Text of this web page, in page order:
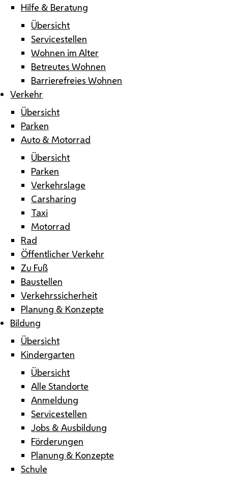
Hilfe & Beratung
Übersicht
Servicestellen
Wohnen im Alter
Betreutes Wohnen
Barrierefreies Wohnen
Verkehr
Übersicht
Parken
Auto & Motorrad
Übersicht
Parken
Verkehrslage
Carsharing
Taxi
Motorrad
Rad
Öffentlicher Verkehr
Zu Fuß
Baustellen
Verkehrssicherheit
Planung & Konzepte
Bildung
Übersicht
Kindergarten
Übersicht
Alle Standorte
Anmeldung
Servicestellen
Jobs & Ausbildung
Förderungen
Planung & Konzepte
Schule